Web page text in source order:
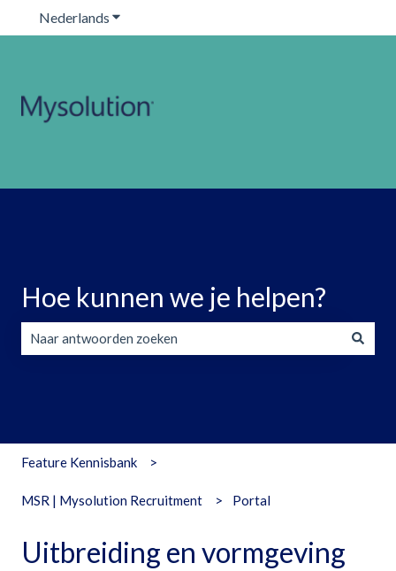
Nederlands Submenu tonen voor vertalingen
Hoe kunnen we je helpen?
Feature Kennisbank
MSR | Mysolution Recruitment Portal
Uitbreiding en vormgeving